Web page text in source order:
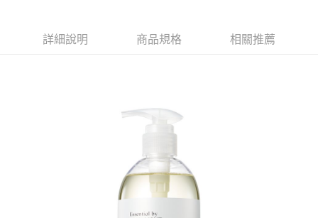
詳細說明 商品規格 相關推薦